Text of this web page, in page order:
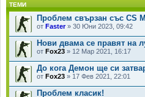
ТЕМИ
Проблем свързан със CS
от Faster» 30 Юни 2023, 09:42
Нови двама се правят на
от Fox23 » 12 Мар 2021, 16:17
До кога Демон ще си
от Fox23 » 17 Фев 2021, 22:01
Проблем класик!